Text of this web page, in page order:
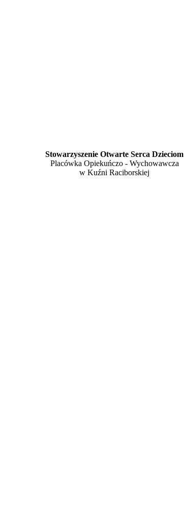
Stowarzyszenie Otwarte Serca Dzieciom
Placówka Opiekuńczo - Wychowawcza
w Kuźni Raciborskiej